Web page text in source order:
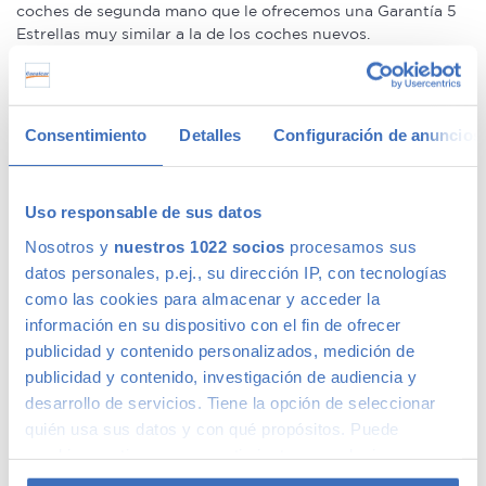
Consentimiento Detalles Configuración de anuncios
Uso responsable de sus datos
Nosotros y nuestros 1022 socios procesamos sus
datos personales, p.ej., su dirección IP, con tecnologías
como las cookies para almacenar y acceder la
información en su dispositivo con el fin de ofrecer
publicidad y contenido personalizados, medición de
publicidad y contenido, investigación de audiencia y
desarrollo de servicios. Tiene la opción de seleccionar
quién usa sus datos y con qué propósitos. Puede
momento desde la Declaración de cookies o clicando en
coches de segunda mano que le ofrecemos una Garantía 5
Estrellas muy similar a la de los coches nuevos.
Concesionario de ocasión multimarca
que mejor se adapte a tus necesidades, con la mejor
relación calidad-precio. O si lo prefieres, ven a vernos y te
aconsejamos.
Calidad Canalcar